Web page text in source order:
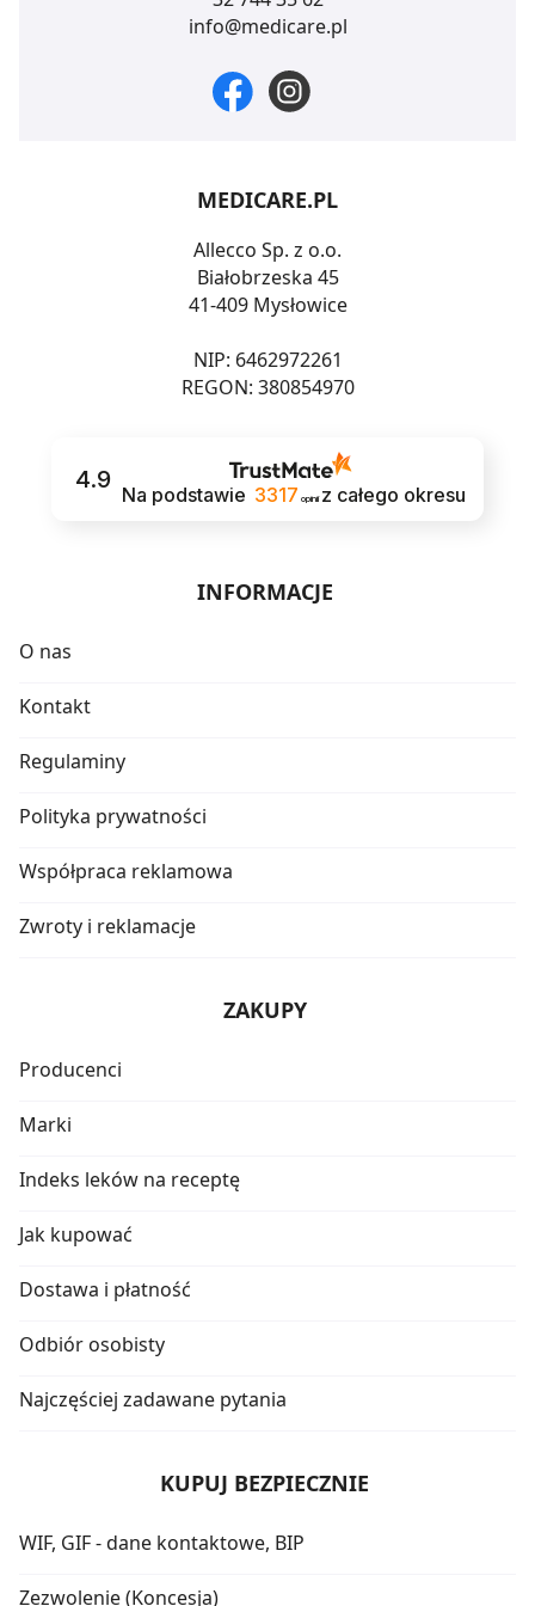
info@medicare.pl
MEDICARE.PL
Allecco Sp. z o.o.
Białobrzeska 45
41-409 Mysłowice
NIP: 6462972261
REGON: 380854970
4.9
Na podstawie 3317 opinii z całego okresu
INFORMACJE
O nas
Kontakt
Regulaminy
Polityka prywatności
Współpraca reklamowa
Zwroty i reklamacje
ZAKUPY
Producenci
Marki
Indeks leków na receptę
Jak kupować
Dostawa i płatność
Odbiór osobisty
Najczęściej zadawane pytania
KUPUJ BEZPIECZNIE
WIF, GIF - dane kontaktowe, BIP
Zezwolenie (Koncesja)